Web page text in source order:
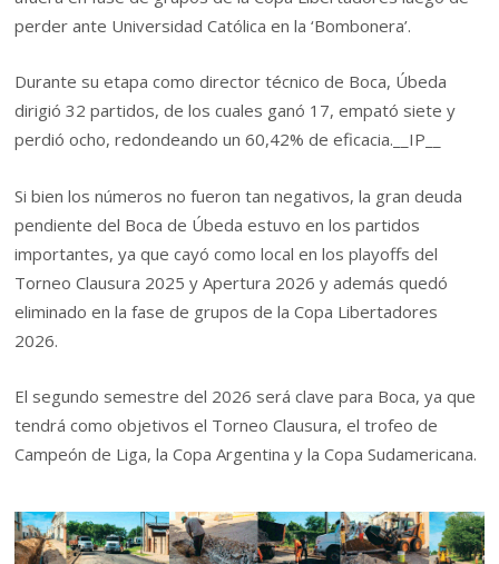
perder ante Universidad Católica en la ‘Bombonera’.
Durante su etapa como director técnico de Boca, Úbeda
dirigió 32 partidos, de los cuales ganó 17, empató siete y
perdió ocho, redondeando un 60,42% de eficacia. __IP__
Si bien los números no fueron tan negativos, la gran deuda
pendiente del Boca de Úbeda estuvo en los partidos
importantes, ya que cayó como local en los playoffs del
Torneo Clausura 2025 y Apertura 2026 y además quedó
eliminado en la fase de grupos de la Copa Libertadores
2026.
El segundo semestre del 2026 será clave para Boca, ya que
tendrá como objetivos el Torneo Clausura, el trofeo de
Campeón de Liga, la Copa Argentina y la Copa Sudamericana.